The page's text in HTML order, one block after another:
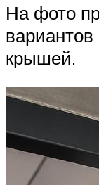
На фото
вариантов
крышей.